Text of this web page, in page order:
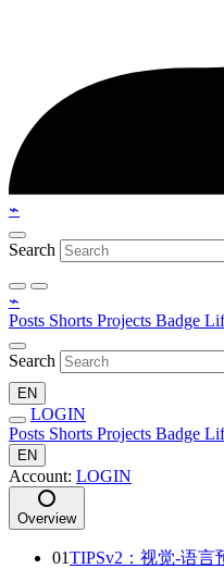
⌁
Search
⌁
Posts Shorts Projects Badge
Search
EN
LOGIN
Posts Shorts Projects Badge
EN
Account: LOGIN
Overview
01TIPSv2：视觉-语言